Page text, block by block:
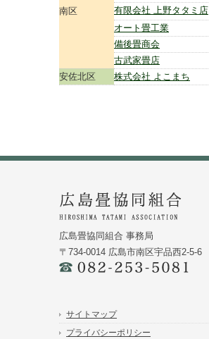
南区
有限会社 上野タタミ店
オート畳工業
備後畳商会
古武家畳店
安佐北区
株式会社 よこまち
広島畳協同組合 事務局
〒734-0014 広島市南区宇品西2-5-6
サイトマップ
プライバシーポリシー